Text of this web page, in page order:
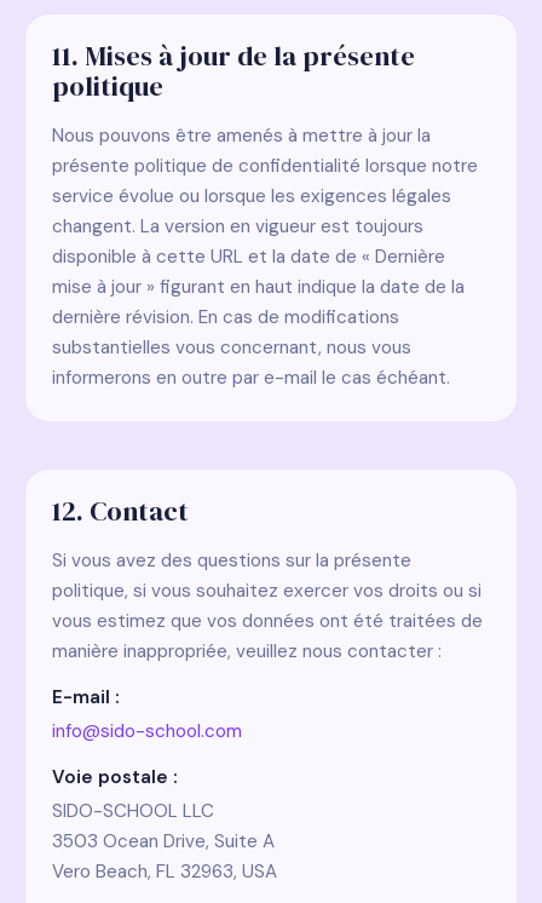
11. Mises à jour de la présente
politique
Nous pouvons être amenés à mettre à jour la
présente politique de confidentialité lorsque notre
service évolue ou lorsque les exigences légales
changent. La version en vigueur est toujours
disponible à cette URL et la date de « Dernière
mise à jour » figurant en haut indique la date de la
dernière révision. En cas de modifications
substantielles vous concernant, nous vous
informerons en outre par e-mail le cas échéant.
12. Contact
Si vous avez des questions sur la présente
politique, si vous souhaitez exercer vos droits ou si
vous estimez que vos données ont été traitées de
manière inappropriée, veuillez nous contacter :
E-mail :
info@sido-school.com
Voie postale :
SIDO-SCHOOL LLC
3503 Ocean Drive, Suite A
Vero Beach, FL 32963, USA